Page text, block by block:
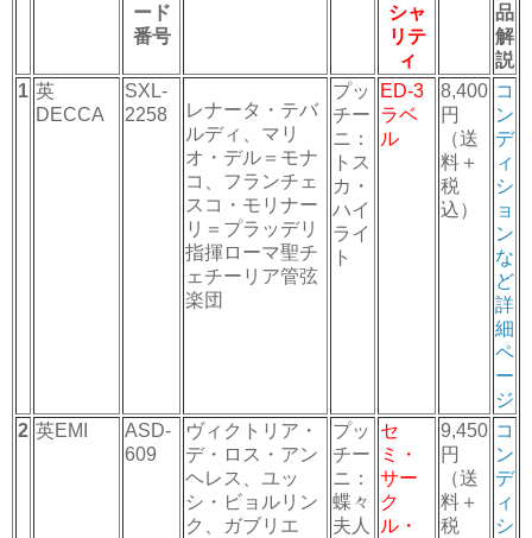
ード
番号
シャ
リテ
ィ
品
解
説
1 英
DECCA
SXL-
2258
レナータ・テバ
ルディ、マリ
オ・デル＝モナ
コ、フランチェ
スコ・モリナー
リ＝プラッデリ
指揮ローマ聖チ
ェチーリア管弦
楽団
プッ
チー
ニ：
トス
カ・
ハイ
ライ
ト
ED-3
ラベ
ル
8,400
円
（送
料＋
税
込）
コ
ン
デ
ィ
シ
ョ
ン
な
ど
詳
細
ペ
ー
ジ
2 英EMI
ASD-
609
ヴィクトリア・
デ・ロス・アン
ヘレス、ユッ
シ・ビョルリン
ク、ガブリエ
プッ
チー
ニ：
蝶々
夫人
セ
ミ・
サー
ク
ル・
9,450
円
（送
料＋
税
コ
ン
デ
ィ
シ